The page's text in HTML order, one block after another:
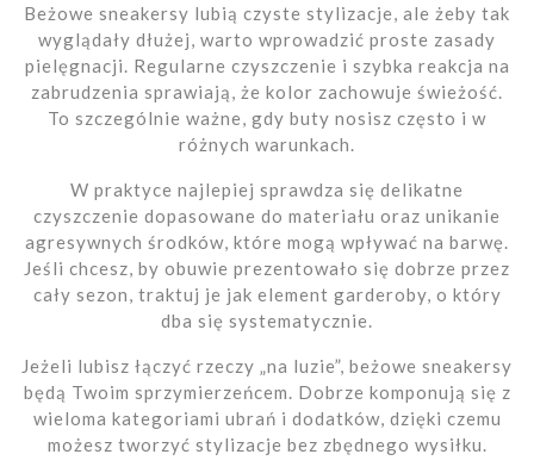
Beżowe sneakersy lubią czyste stylizacje, ale żeby tak
wyglądały dłużej, warto wprowadzić proste zasady
pielęgnacji. Regularne czyszczenie i szybka reakcja na
zabrudzenia sprawiają, że kolor zachowuje świeżość.
To szczególnie ważne, gdy buty nosisz często i w
różnych warunkach.
W praktyce najlepiej sprawdza się delikatne
czyszczenie dopasowane do materiału oraz unikanie
agresywnych środków, które mogą wpływać na barwę.
Jeśli chcesz, by obuwie prezentowało się dobrze przez
cały sezon, traktuj je jak element garderoby, o który
dba się systematycznie.
Jeżeli lubisz łączyć rzeczy „na luzie”, beżowe sneakersy
będą Twoim sprzymierzeńcem. Dobrze komponują się z
wieloma kategoriami ubrań i dodatków, dzięki czemu
możesz tworzyć stylizacje bez zbędnego wysiłku.